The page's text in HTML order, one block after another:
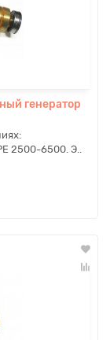
генератор
2500-6500. Э..